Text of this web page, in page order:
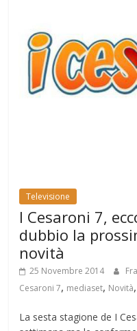
Televisione
I Cesaroni 7,
dubbio la
novità
25 Novembre 2014
Cesaroni 7, mediaset, Novità,
La sesta stagione de I